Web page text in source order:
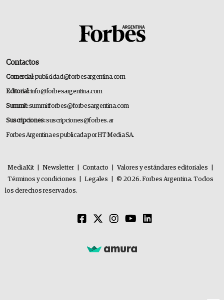
Contactos
Comercial:publicidad@forbesargentina.com
Editorial:info@forbesargentina.com
Summit:summitforbes@forbesargentina.com
Suscripciones:suscripciones@forbes.ar
Forbes Argentina es publicada por HT Media SA.
MediaKit Newsletter Contacto Valores y estándares editoriales
Términos y condiciones
Legales
© 2026. Forbes Argentina. Todos
los derechos reservados.